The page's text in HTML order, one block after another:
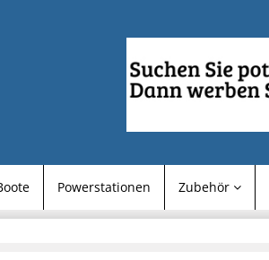
Powerstationen Zubehör